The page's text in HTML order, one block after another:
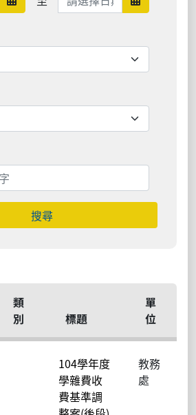
類
別
標題
單
位
104學年度
學雜費收
費基準調
教務
處